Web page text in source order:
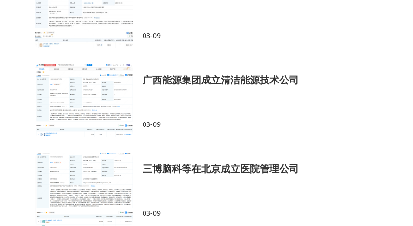
03-09
广西能源集团成立清洁能源技术公司
03-09
三博脑科等在北京成立医院管理公司
03-09